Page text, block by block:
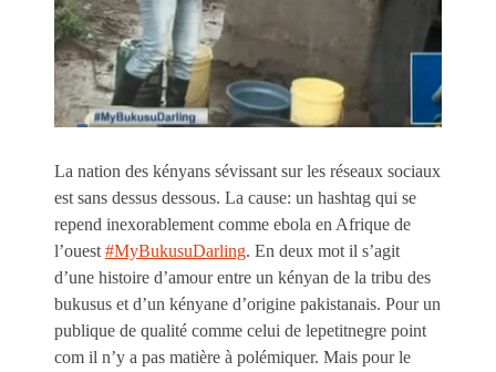
La nation des kényans sévissant sur les réseaux sociaux
est sans dessus dessous. La cause: un hashtag qui se
repend inexorablement comme ebola en Afrique de
l’ouest #MyBukusuDarling. En deux mot il s’agit
d’une histoire d’amour entre un kényan de la tribu des
bukusus et d’un kényane d’origine pakistanais. Pour un
publique de qualité comme celui de lepetitnegre point
com il n’y a pas matière à polémiquer. Mais pour le